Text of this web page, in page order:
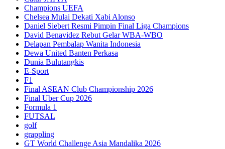
Champions UEFA
Chelsea Mulai Dekati Xabi Alonso
Daniel Siebert Resmi Pimpin Final Liga Champions
David Benavidez Rebut Gelar WBA-WBO
Delapan Pembalap Wanita Indonesia
Dewa United Banten Perkasa
Dunia Bulutangkis
E-Sport
F1
Final ASEAN Club Championship 2026
Final Uber Cup 2026
Formula 1
FUTSAL
golf
grappling
GT World Challenge Asia Mandalika 2026